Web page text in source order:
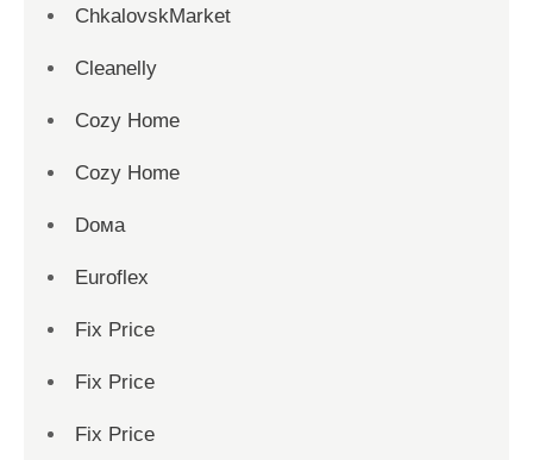
ChkalovskMarket
Cleanelly
Cozy Home
Cozy Home
Dома
Euroflex
Fix Price
Fix Price
Fix Price